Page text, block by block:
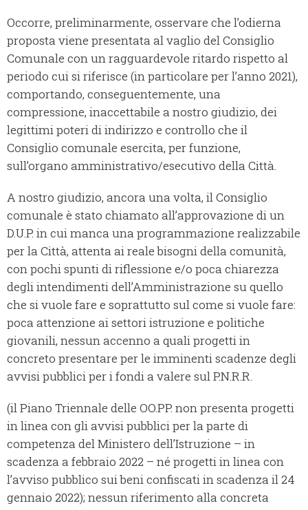
Occorre, preliminarmente, osservare che l’odierna
proposta viene presentata al vaglio del Consiglio
Comunale con un ragguardevole ritardo rispetto al
periodo cui si riferisce (in particolare per l’anno 2021),
comportando, conseguentemente, una
compressione, inaccettabile a nostro giudizio, dei
legittimi poteri di indirizzo e controllo che il
Consiglio comunale esercita, per funzione,
sull’organo amministrativo/esecutivo della Città.
A nostro giudizio, ancora una volta, il Consiglio
comunale è stato chiamato all’approvazione di un
D.U.P. in cui manca una programmazione realizzabile
per la Città, attenta ai reale bisogni della comunità,
con pochi spunti di riflessione e/o poca chiarezza
degli intendimenti dell’Amministrazione su quello
che si vuole fare e soprattutto sul come si vuole fare:
poca attenzione ai settori istruzione e politiche
giovanili, nessun accenno a quali progetti in
concreto presentare per le imminenti scadenze degli
avvisi pubblici per i fondi a valere sul P.N.R.R.
(il Piano Triennale delle OO.PP. non presenta progetti
in linea con gli avvisi pubblici per la parte di
competenza del Ministero dell’Istruzione – in
scadenza a febbraio 2022 – né progetti in linea con
l’avviso pubblico sui beni confiscati in scadenza il 24
gennaio 2022); nessun riferimento alla concreta